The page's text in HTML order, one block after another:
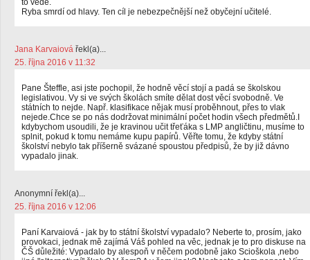
to vede.
Ryba smrdí od hlavy. Ten cíl je nebezpečnější než obyčejní učitelé.
Jana Karvaiová řekl(a)...
25. října 2016 v 11:32
Pane Šteffle, asi jste pochopil, že hodně věcí stojí a padá se školskou
legislativou. Vy si ve svých školách smíte dělat dost věcí svobodně. Ve
státních to nejde. Např. klasifikace nějak musí proběhnout, přes to vlak
nejede.Chce se po nás dodržovat minimální počet hodin všech předmětů.I
kdybychom usoudili, že je kravinou učit třeťáka s LMP angličtinu, musíme to
splnit, pokud k tomu nemáme kupu papírů. Věřte tomu, že kdyby státní
školství nebylo tak příšerně svázané spoustou předpisů, že by již dávno
vypadalo jinak.
Anonymní řekl(a)...
25. října 2016 v 12:06
Paní Karvaiová - jak by to státní školství vypadalo? Neberte to, prosím, jako
provokaci, jednak mě zajímá Váš pohled na věc, jednak je to pro diskuse na
ČŠ důležité: Vypadalo by alespoň v něčem podobně jako Scioškola ,nebo